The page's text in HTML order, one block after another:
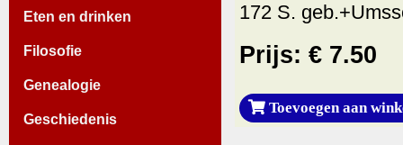
Eten en drinken
Filosofie
Genealogie
Geschiedenis
172 S.
Prijs: € 7.50
Toevoegen aan